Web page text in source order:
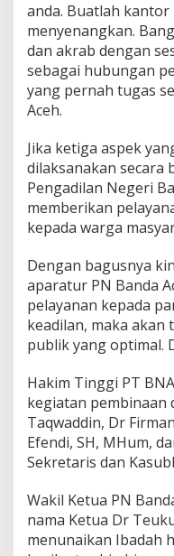
anda. Buatlah
menyenangkan.
dan akrab dengan
sebagai hubungan
yang pernah tugas
Aceh.
Jika ketiga aspek
dilaksanakan secara
Pengadilan Negeri
memberikan
kepada warga
Dengan bagusnya
aparatur PN Banda
pelayanan kepada
keadilan, maka akan
publik yang optimal.
Hakim Tinggi PT
kegiatan pembinaan
Taqwaddin, Dr
Efendi, SH, MHum,
Sekretaris dan
Wakil Ketua PN
nama Ketua Dr
menunaikan Ibadah